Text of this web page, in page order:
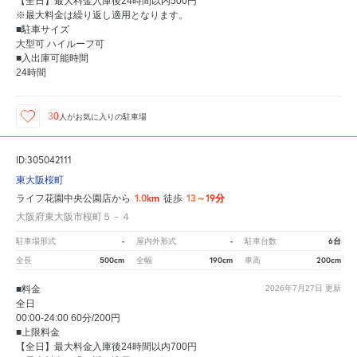
※最大料金は繰り返し適用となります。
■駐車サイズ
大型可 ハイルーフ可
■入出庫可能時間
24時間
30 人がお気に入りの駐車場
ID:305042111
東大阪桜町
ライフ花園中央公園店から 1.0km 徒歩 13～19分
大阪府東大阪市桜町５－４
駐車場形式 - 屋内外形式 - 駐車台数 6台
全長 500cm 全幅 190cm 車高 200cm
2026年7月27日 更新
■料金
全日
00:00-24:00 60分/200円
■上限料金
【全日】最大料金入庫後24時間以内700円